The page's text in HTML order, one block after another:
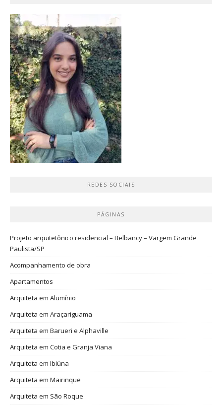
REDES SOCIAIS
PÁGINAS
Projeto arquitetônico residencial – Belbancy – Vargem Grande
Paulista/SP
Acompanhamento de obra
Apartamentos
Arquiteta em Alumínio
Arquiteta em Araçariguama
Arquiteta em Barueri e Alphaville
Arquiteta em Cotia e Granja Viana
Arquiteta em Ibiúna
Arquiteta em Mairinque
Arquiteta em São Roque